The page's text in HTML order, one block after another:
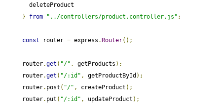
}
from "../controllers/product.controller.js" ;
const router = express .Router();
router.get ( "/" , getProducts );
router.get ( "/:id" , getProductById );
router. post ( "/" , createProduct );
router. put ( "/:id" , updateProduct );